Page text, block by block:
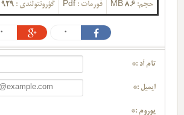
حجم: 8.6 MB فورمات : Pdf گؤرونتولندی :929
0
0
تام آد :*
ایمیل :*
یوروم :*